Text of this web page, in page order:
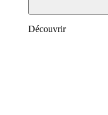
Découvrir